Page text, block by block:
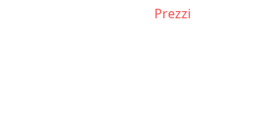
Prezzi